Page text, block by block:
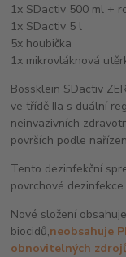
1x SDactiv 500 ml +
1x SDactiv 5 l
5x houbička
1x mikrovláknová
Bossklein SDactiv
ve třídě IIa s duální
neinvazivních
površích podle
Tento dezinfekční
povrchové dezinfekce
Nové složení
biocidů,neobsahuje
obnovitelných